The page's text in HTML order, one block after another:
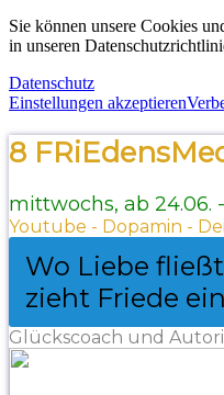
Sie können unsere Cookies
in unseren
Datenschutz
Einstellungen akzeptieren
8
mittwochs, ab 24.06.
Youtube - Dopamin -
Wo Liebe fließt
zieht Friede
Glückscoach und